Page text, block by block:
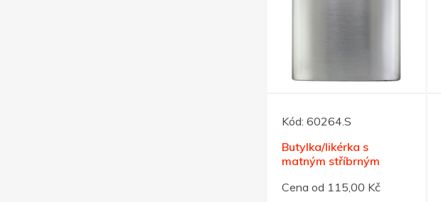
Kód: 60264.S
Butylka/likérka s
matným stříbrným
Cena od 115,00 Kč